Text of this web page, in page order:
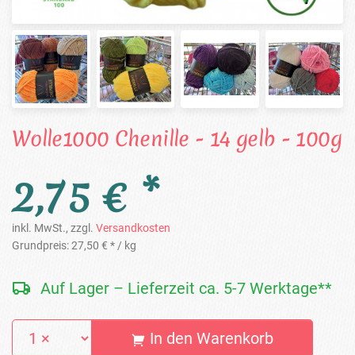
Wolle1000 Chenille - 14 gelb - 100g
2,75 € *
inkl. MwSt., zzgl. Versandkosten
Grundpreis:27,50 € */ kg
Auf Lager – Lieferzeit ca. 5-7 Werktage**
In den Warenkorb